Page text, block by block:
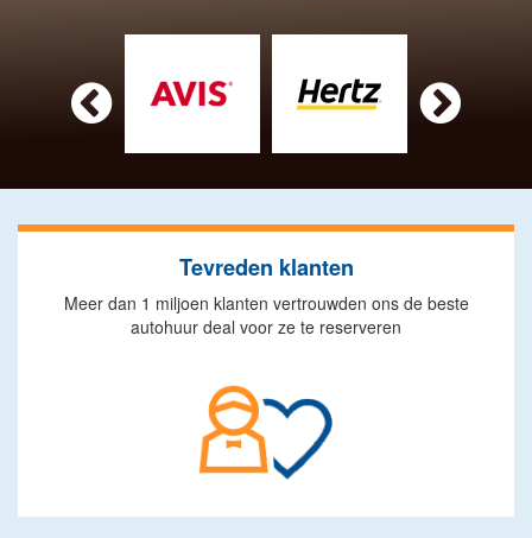
 
Tevreden klanten
Meer dan 1 miljoen klanten vertrouwden ons de beste
autohuur deal voor ze te reserveren